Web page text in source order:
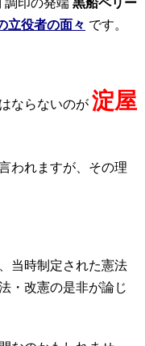
調印の発端 黒船ペリー
立役者の面々 です。
ならないのが 淀屋
われますが、その理
当時制定された憲法
・改憲の是非が論じ